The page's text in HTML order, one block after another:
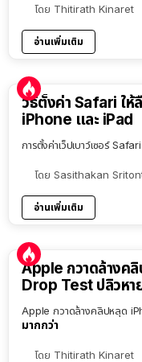
โดย Thitirath Kinaret
อ่านเพิ่มเติม
วิธีตั้งค่า Safari ให้
iPhone และ iPad
การตั้งค่าเว็ปเบาว์เซอร์
โดย Sasithakan
อ่านเพิ่มเติม
Apple กวาดล้างค
Drop Test ปลิวหา
Apple กวาดล้างคลิปหลุด
มากกว่า
โดย Thitirath Kinaret